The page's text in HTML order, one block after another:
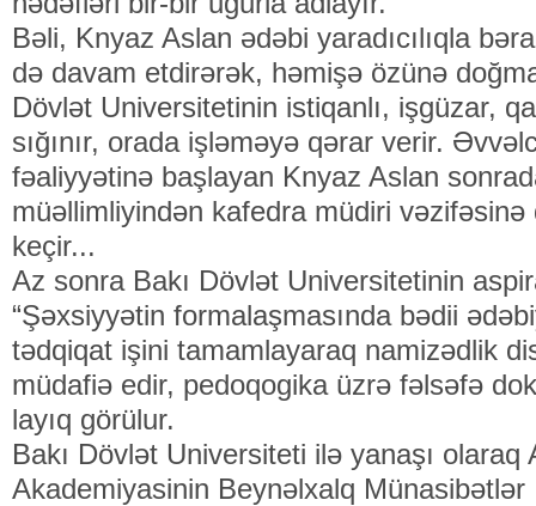
Bəli, Knyaz Aslan ədəbi yaradıcılıqla
də davam etdirərək, həmişə özünə
Dövlət Universitetinin istiqanlı, işgüzar,
sığınır, orada işləməyə qərar verir.
fəaliyyətinə başlayan Knyaz Aslan
müəllimliyindən kafedra müdiri
keçir...
Az sonra Bakı Dövlət Universitetinin
“Şəxsiyyətin formalaşmasında bədii
tədqiqat işini tamamlayaraq namizədlik
müdafiə edir, pedoqogika üzrə fəlsəfə
layıq görülur.
Bakı Dövlət Universiteti ilə yanaşı
Akademiyasinin Beynəlxalq